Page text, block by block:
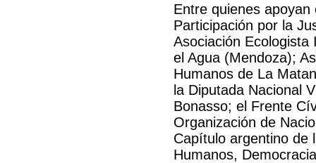
Entre quienes
Participación por la
Asociación Ecologista
el Agua (Mendoza);
Humanos de La
la Diputada Nacional
Bonasso; el Frente
Organización de
Capítulo argentino de
Humanos,